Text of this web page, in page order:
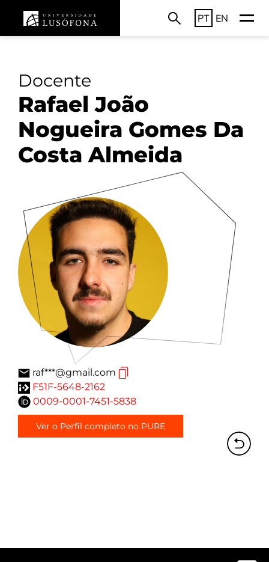
PT EN
Docente
Rafael João
Nogueira Gomes Da
Costa Almeida
raf***@gmail.com
F51F-5648-2162
0009-0001-7451-5838
Ver o Perfil completo no PURE